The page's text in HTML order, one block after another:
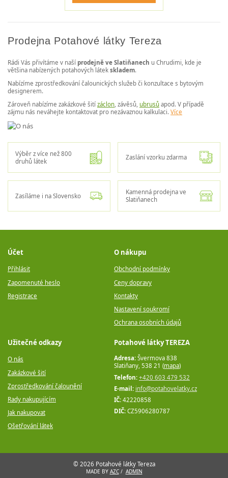
Prodejna Potahové látky Tereza
Rádi Vás přivítáme v naší prodejně ve Slatiňanech u Chrudimi, kde je
většina nabízených potahových látek skladem.
Nabízíme zprostředkování čalounických služeb či konzultace s bytovým
designerem.
Zároveň nabízíme zakázkové šití záclon, závěsů, ubrusů apod. V případě
zájmu nás neváhejte kontaktovat pro nezávaznou kalkulaci. Více
Výběr z více než 800
druhů látek
Zaslání vzorku zdarma
Zasíláme i na Slovensko
Kamenná prodejna ve
Slatiňanech
Potahové látky TEREZA
Adresa: Švermova 838
Slatiňany, 538 21 (mapa)
Telefon: +420 603 479 532
E-mail: info@potahovelatky.cz
IČ: 42220858
DIČ: CZ5906280787
Účet
Přihlásit
Zapomenuté heslo
Registrace
O nákupu
Obchodní podmínky
Ceny dopravy
Kontakty
Nastavení soukromí
Ochrana osobních údajů
Užitečné odkazy
O nás
Zakázkové šití
Zprostředkování čalounění
Rady nakupujícím
Jak nakupovat
Ošetřování látek
© 2026 Potahové látky Tereza
MADE BY AZC/ ADMIN